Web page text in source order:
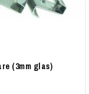
(3mm glas)